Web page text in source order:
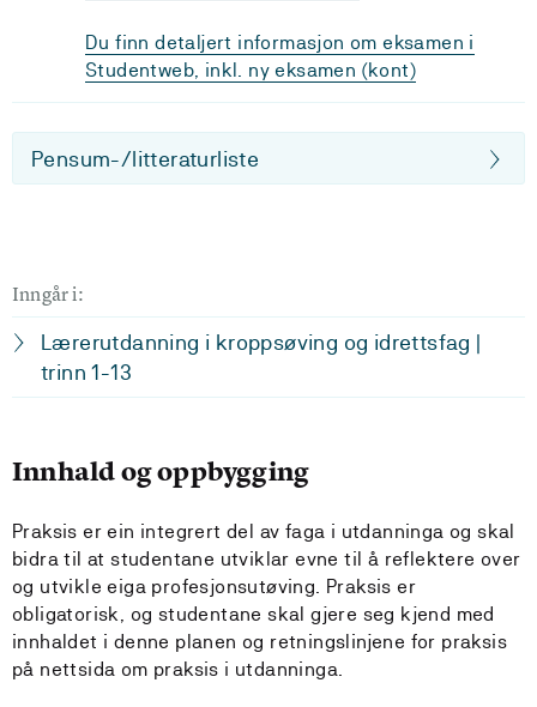
Du finn detaljert informasjon om eksamen i
Studentweb, inkl. ny eksamen (kont)
Pensum-/litteraturliste
Inngår i:
Lærerutdanning i kroppsøving og idrettsfag |
trinn 1-13
Innhald og oppbygging
Praksis er ein integrert del av faga i utdanninga og skal
bidra til at studentane utviklar evne til å reflektere over
og utvikle eiga profesjonsutøving. Praksis er
obligatorisk, og studentane skal gjere seg kjend med
innhaldet i denne planen og retningslinjene for praksis
på nettsida om praksis i utdanninga.